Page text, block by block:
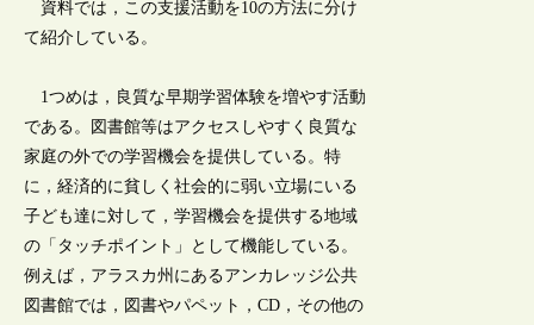
資料では，この支援活動を10の方法に分け
て紹介している。
1つめは，良質な早期学習体験を増やす活動
である。図書館等はアクセスしやすく良質な
家庭の外での学習機会を提供している。特
に，経済的に貧しく社会的に弱い立場にいる
子ども達に対して，学習機会を提供する地域
の「タッチポイント」として機能している。
例えば，アラスカ州にあるアンカレッジ公共
図書館では，図書やパペット，CD，その他の